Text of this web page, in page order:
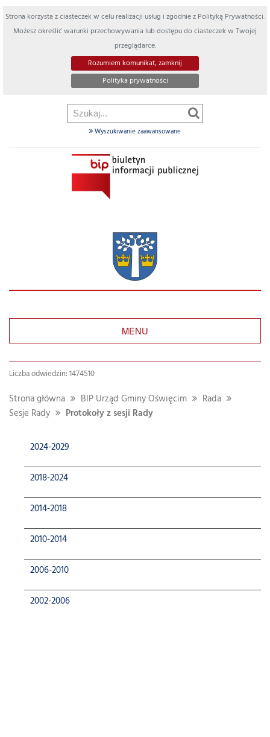
Strona korzysta z ciasteczek w celu realizacji usług i zgodnie z Polityką Prywatności.
Możesz określić warunki przechowywania lub dostępu do ciasteczek w Twojej
przeglądarce.
Rozumiem komunikat, zamknij
Polityka prywatności
Wyszukiwanie zaawansowane
MENU
Liczba odwiedzin: 1474510
Strona główna BIP Urząd Gminy Oświęcim
Rada
Sesje Rady
Protokoły z sesji Rady
2024-2029
2018-2024
2014-2018
2010-2014
2006-2010
2002-2006